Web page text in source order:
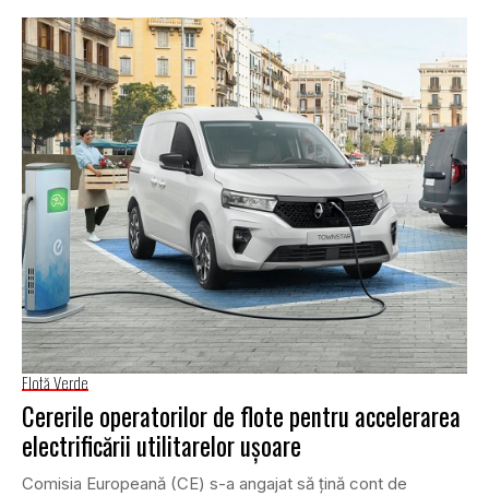
Flotă Verde
Cererile operatorilor de flote pentru accelerarea
electrificării utilitarelor ușoare
Comisia Europeană (CE) s-a angajat să țină cont de